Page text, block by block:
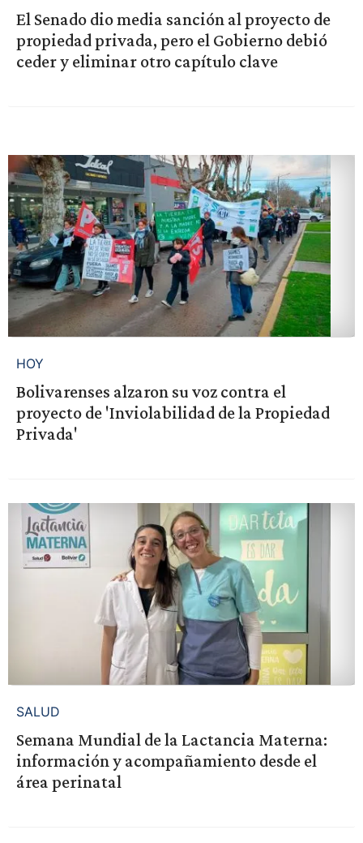
El Senado dio media sanción al proyecto de
propiedad privada, pero el Gobierno debió
ceder y eliminar otro capítulo clave
HOY
Bolivarenses alzaron su voz contra el
proyecto de 'Inviolabilidad de la Propiedad
Privada'
SALUD
Semana Mundial de la Lactancia Materna:
información y acompañamiento desde el
área perinatal